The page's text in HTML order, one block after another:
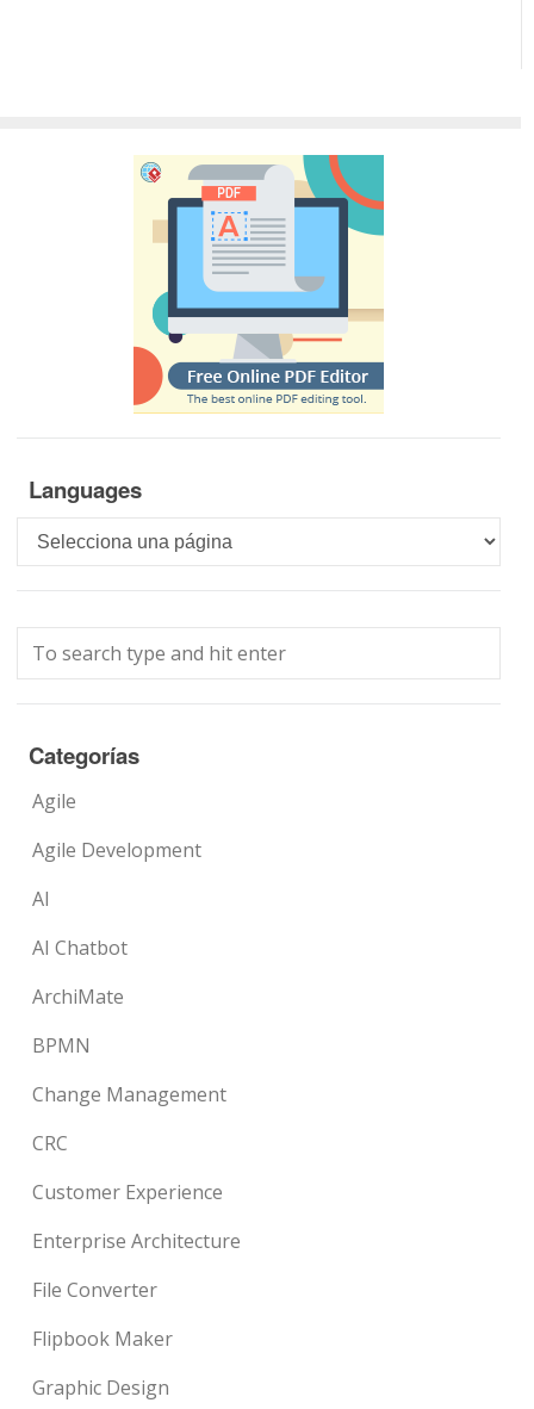
Languages
Languages
Categorías
Agile
Agile Development
AI
AI Chatbot
ArchiMate
BPMN
Change Management
CRC
Customer Experience
Enterprise Architecture
File Converter
Flipbook Maker
Graphic Design